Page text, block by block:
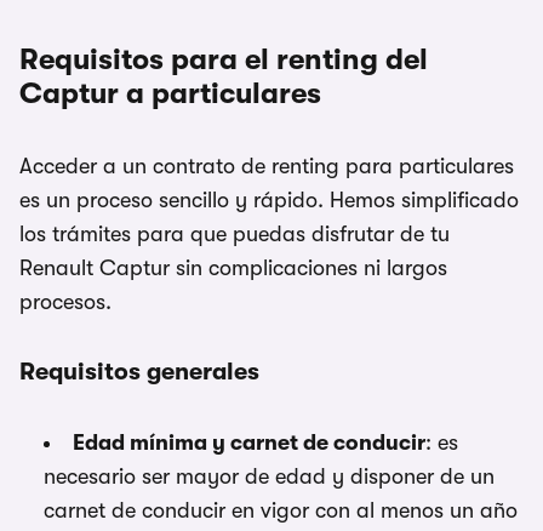
Requisitos para el renting del
Captur a particulares
Acceder a un contrato de renting para particulares
es un proceso sencillo y rápido. Hemos simplificado
los trámites para que puedas disfrutar de tu
Renault Captur sin complicaciones ni largos
procesos.
Requisitos generales
Edad mínima y carnet de conducir: es
necesario ser mayor de edad y disponer de un
carnet de conducir en vigor con al menos un año